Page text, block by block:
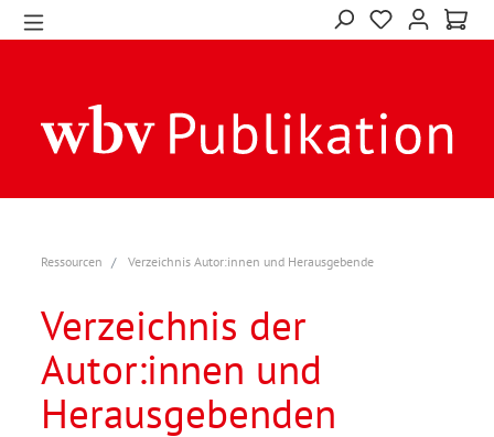
Ressourcen Verzeichnis Autor:innen und Herausgebende
Verzeichnis der
Autor:innen und
Herausgebenden